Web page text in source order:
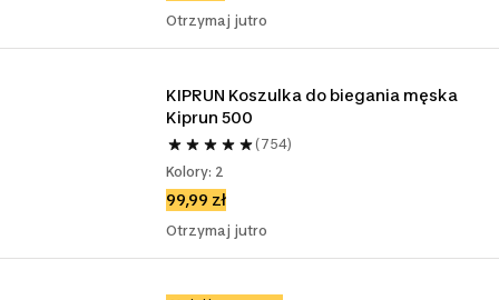
Otrzymaj jutro
KIPRUN Koszulka do biegania męska
Kiprun 500
(754)
Kolory: 2
99,99 zł
Otrzymaj jutro